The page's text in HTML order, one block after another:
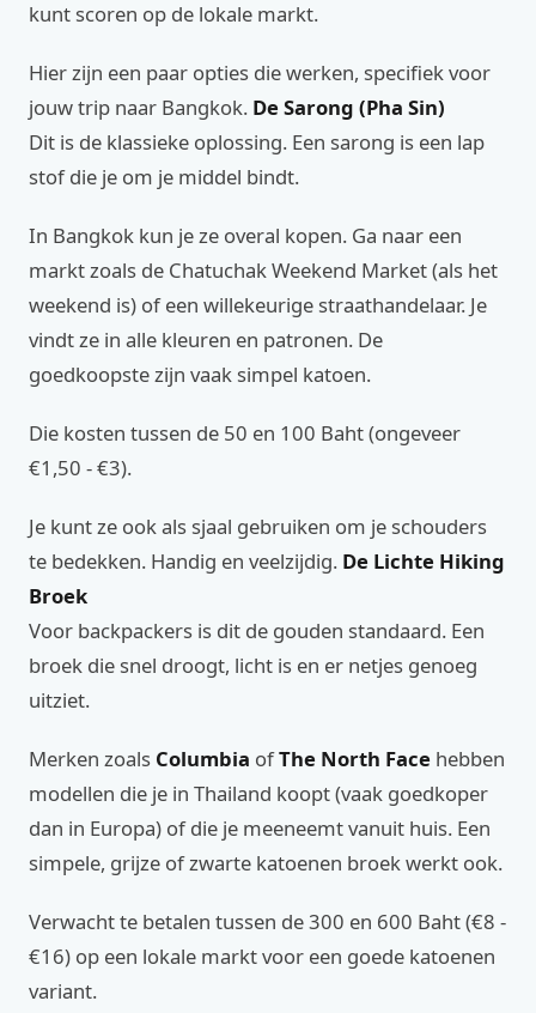
kunt scoren op de lokale markt.
Hier zijn een paar opties die werken, specifiek voor
jouw trip naar Bangkok. De Sarong (Pha Sin)
Dit is de klassieke oplossing. Een sarong is een lap
stof die je om je middel bindt.
In Bangkok kun je ze overal kopen. Ga naar een
markt zoals de Chatuchak Weekend Market (als het
weekend is) of een willekeurige straathandelaar. Je
vindt ze in alle kleuren en patronen. De
goedkoopste zijn vaak simpel katoen.
Die kosten tussen de 50 en 100 Baht (ongeveer
€1,50 - €3).
Je kunt ze ook als sjaal gebruiken om je schouders
te bedekken. Handig en veelzijdig. De Lichte Hiking
Broek
Voor backpackers is dit de gouden standaard. Een
broek die snel droogt, licht is en er netjes genoeg
uitziet.
Merken zoals Columbia ofThe North Face hebben
modellen die je in Thailand koopt (vaak goedkoper
dan in Europa) of die je meeneemt vanuit huis. Een
simpele, grijze of zwarte katoenen broek werkt ook.
Verwacht te betalen tussen de 300 en 600 Baht (€8 -
€16) op een lokale markt voor een goede katoenen
variant.